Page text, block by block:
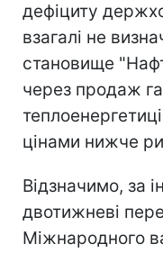
дефіциту
взагалі не
становище
через продаж
цінами нижче
Відзначимо, за
двотижневі
Міжнародного